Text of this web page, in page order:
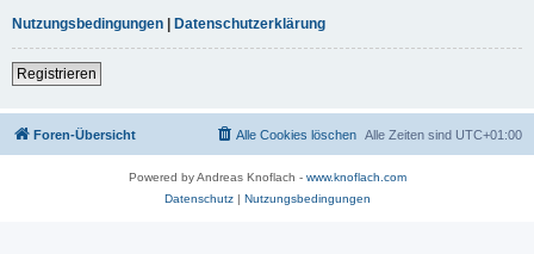
Nutzungsbedingungen | Datenschutzerklärung
Registrieren
Foren-Übersicht Alle Zeiten sind UTC+01:00
Alle Cookies löschen
Powered by Andreas Knoflach - www.knoflach.com
Datenschutz| Nutzungsbedingungen